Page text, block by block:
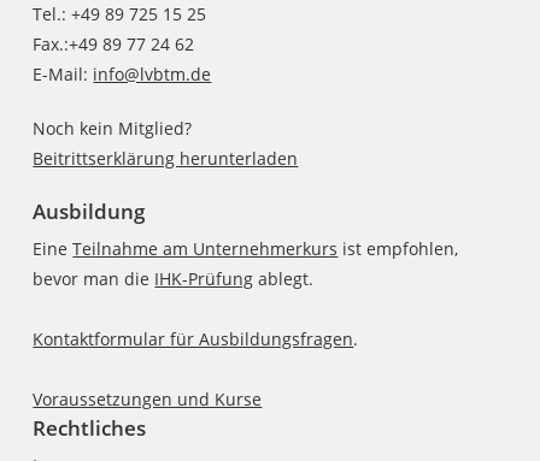
Tel.: +49 89 725 15 25
Fax.:+49 89 77 24 62
E-Mail: info@lvbtm.de
Noch kein Mitglied?
Beitrittserklärung herunterladen
Ausbildung
EineTeilnahme am Unternehmerkurs ist empfohlen,
bevor man die IHK-Prüfung ablegt.
Kontaktformular für Ausbildungsfragen.
Voraussetzungen und Kurse
Rechtliches